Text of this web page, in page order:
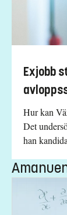
Exjobb
Hur kan
Det
han